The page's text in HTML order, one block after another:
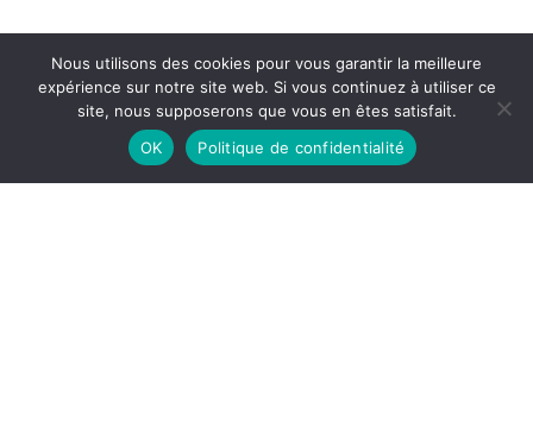
Nous utilisons des cookies pour vous garantir la meilleure
expérience sur notre site web. Si vous continuez à utiliser ce
site, nous supposerons que vous en êtes satisfait.
OK
Politique de confidentialité